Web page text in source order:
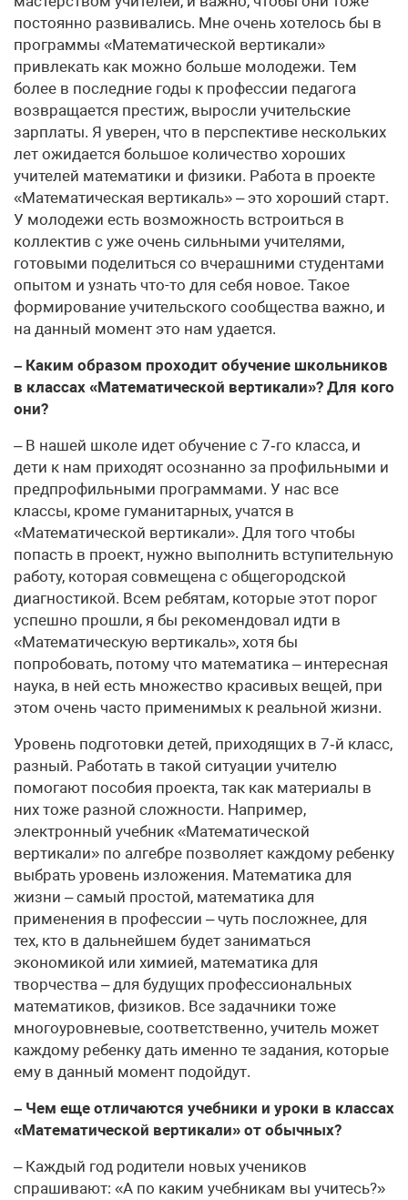
постоянно развивались. Мне очень хотелось бы в
программы «Математической вертикали»
привлекать как можно больше молодежи. Тем
более в последние годы к профессии педагога
возвращается престиж, выросли учительские
зарплаты. Я уверен, что в перспективе нескольких
лет ожидается большое количество хороших
учителей математики и физики. Работа в проекте
«Математическая вертикаль» – это хороший старт.
У молодежи есть возможность встроиться в
коллектив с уже очень сильными учителями,
готовыми поделиться со вчерашними студентами
опытом и узнать что-то для себя новое. Такое
формирование учительского сообщества важно, и
на данный момент это нам удается.
– Каким образом проходит обучение школьников
в классах «Математической вертикали»? Для кого
они?
– В нашей школе идет обучение с 7‑го класса, и
дети к нам приходят осознанно за профильными и
предпрофильными программами. У нас все
классы, кроме гуманитарных, учатся в
«Математической вертикали». Для того чтобы
попасть в проект, нужно выполнить вступительную
работу, которая совмещена с общегородской
диагностикой. Всем ребятам, которые этот порог
успешно прошли, я бы рекомендовал идти в
«Математическую вертикаль», хотя бы
попробовать, потому что математика – интересная
наука, в ней есть множество красивых вещей, при
этом очень часто применимых к реальной жизни.
Уровень подготовки детей, приходящих в 7‑й класс,
разный. Работать в такой ситуации учителю
помогают пособия проекта, так как материалы в
них тоже разной сложности. Например,
электронный учебник «Математической
вертикали» по алгебре позволяет каждому ребенку
выбрать уровень изложения. Математика для
жизни – самый простой, математика для
применения в профессии – чуть посложнее, для
тех, кто в дальнейшем будет заниматься
экономикой или химией, математика для
творчества – для будущих профессиональных
математиков, физиков. Все задачники тоже
многоуровневые, соответственно, учитель может
каждому ребенку дать именно те задания, которые
ему в данный момент подойдут.
– Чем еще отличаются учебники и уроки в классах
«Математической вертикали» от обычных?
– Каждый год родители новых учеников
спрашивают: «А по каким учебникам вы учитесь?»